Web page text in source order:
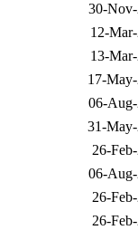
30-
12-
13-
17-
06-
31-
26-
06-
26-
26-